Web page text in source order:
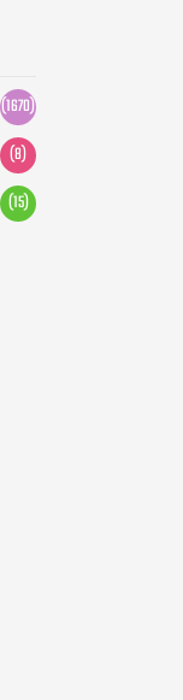
(1670)
(8)
(15)